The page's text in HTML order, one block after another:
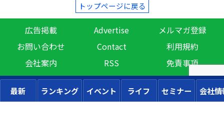
トップページに戻る
広告掲載 Advertise
メルマガ登録
お問い合わせ
Contact
利用規約
会社案内
RSS 免責事項
最新 ランキング イベント ライフ セミナー 会社